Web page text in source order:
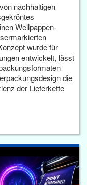
nachhaltigen
Wellpappen-
wurde für
entwickelt, lässt
die
der Lieferkette